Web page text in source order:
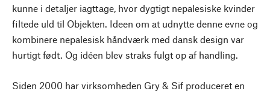
kunne i detaljer iagttage, hvor dygtigt nepalesiske kvinder
filtede uld til Objekten. Ideen om at udnytte denne evne og
kombinere nepalesisk håndværk med dansk design var
hurtigt født. Og idéen blev straks fulgt op af handling.
Siden 2000 har virksomheden Gry & Sif produceret en